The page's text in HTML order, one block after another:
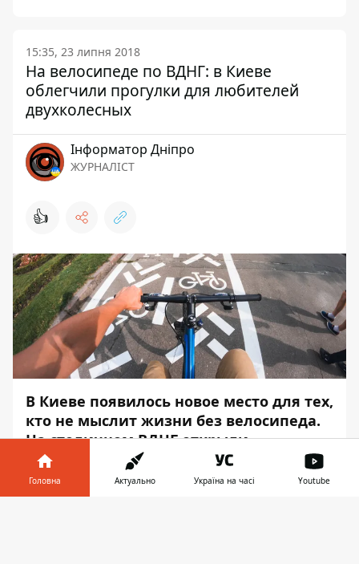
15:35, 23 липня 2018
На велосипеде по ВДНГ: в Киеве
облегчили прогулки для любителей
двухколесных
Інформатор Дніпро
ЖУРНАЛІСТ
👍
В Киеве появилось новое место для тех,
кто не мыслит жизни без велосипеда.
На столичном ВДНГ открыли
обновленные велодорожки.
Теперь здесь можно прокатиться с
Головна Актуально Україна на часі Youtube